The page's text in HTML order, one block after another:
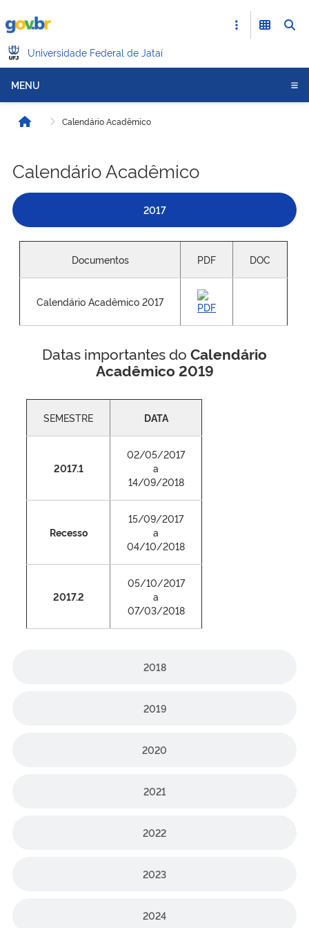
Universidade Federal de Jataí
MENU
Início Calendário Acadêmico
Calendário Acadêmico
2017
2018
2019
2020
2021
2022
2023
2024
Documentos PDF DOC
Calendário Acadêmico 2017
Datas importantes do Calendário
Acadêmico 2019
SEMESTRE DATA
2017.1
02/05/2017
a
14/09/2018
Recesso
15/09/2017
a
04/10/2018
2017.2
05/10/2017
a
07/03/2018